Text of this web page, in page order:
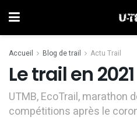
Accueil Blog de trail Actu Trail
Le trail en 2021
UTMB, EcoTrail, marathon
compétitions après le